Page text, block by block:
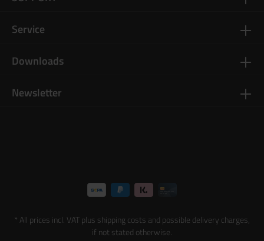
Newsletter
Service
Downloads
* All prices incl. VAT plus shipping costs and possible delivery charges,
if not stated otherwise.